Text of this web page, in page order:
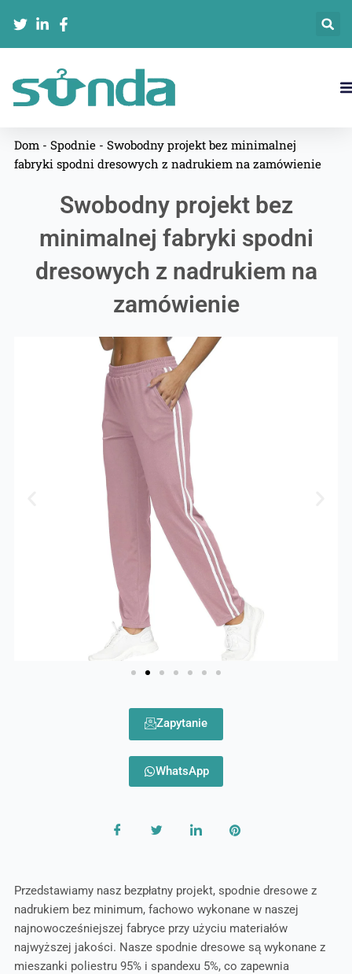
内
Dom - Spodnie- Swobodny projekt bez minimalnej
fabryki spodni dresowych z nadrukiem na zamówienie
Swobodny projekt bez
minimalnej fabryki spodni
dresowych z nadrukiem na
zamówienie
Zapytanie
WhatsApp
Przedstawiamy nasz bezpłatny projekt, spodnie dresowe z
nadrukiem bez minimum, fachowo wykonane w naszej
najnowocześniejszej fabryce przy użyciu materiałów
najwyższej jakości. Nasze spodnie dresowe są wykonane z
mieszanki poliestru 95% i spandexu 5%, co zapewnia